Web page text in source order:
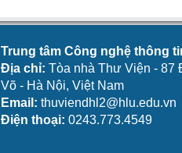
Trung tâm Công nghệ thông
Địa chỉ: Tòa nhà Thư Viện -
Võ - Hà Nội, Việt Nam
Email: thuviendhl2@hlu.edu.vn
Điện thoại: 0243.773.4549